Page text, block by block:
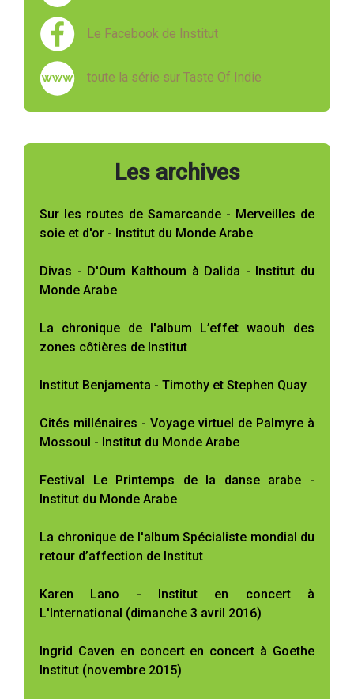
Le Facebook de Institut
toute la série sur Taste Of Indie
Les archives
Sur les routes de Samarcande - Merveilles de
soie et d'or - Institut du Monde Arabe
Divas - D'Oum Kalthoum à Dalida - Institut du
Monde Arabe
La chronique de l'album L’effet waouh des
zones côtières de Institut
Institut Benjamenta - Timothy et Stephen Quay
Cités millénaires - Voyage virtuel de Palmyre à
Mossoul - Institut du Monde Arabe
Festival Le Printemps de la danse arabe -
Institut du Monde Arabe
La chronique de l'album Spécialiste mondial du
retour d’affection de Institut
Karen Lano - Institut en concert à
L'International (dimanche 3 avril 2016)
Ingrid Caven en concert en concert à Goethe
Institut (novembre 2015)